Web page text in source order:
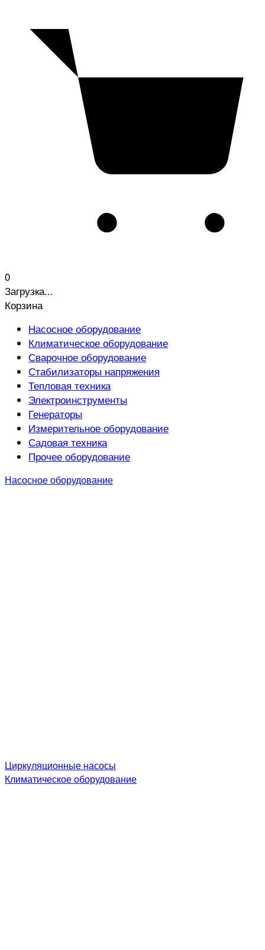
0
Загрузка...
Корзина
Насосное оборудование
Климатическое оборудование
Сварочное оборудование
Стабилизаторы напряжения
Тепловая техника
Электроинструменты
Генераторы
Измерительное оборудование
Садовая техника
Прочее оборудование
Насосное оборудование
Циркуляционные насосы
Климатическое оборудование